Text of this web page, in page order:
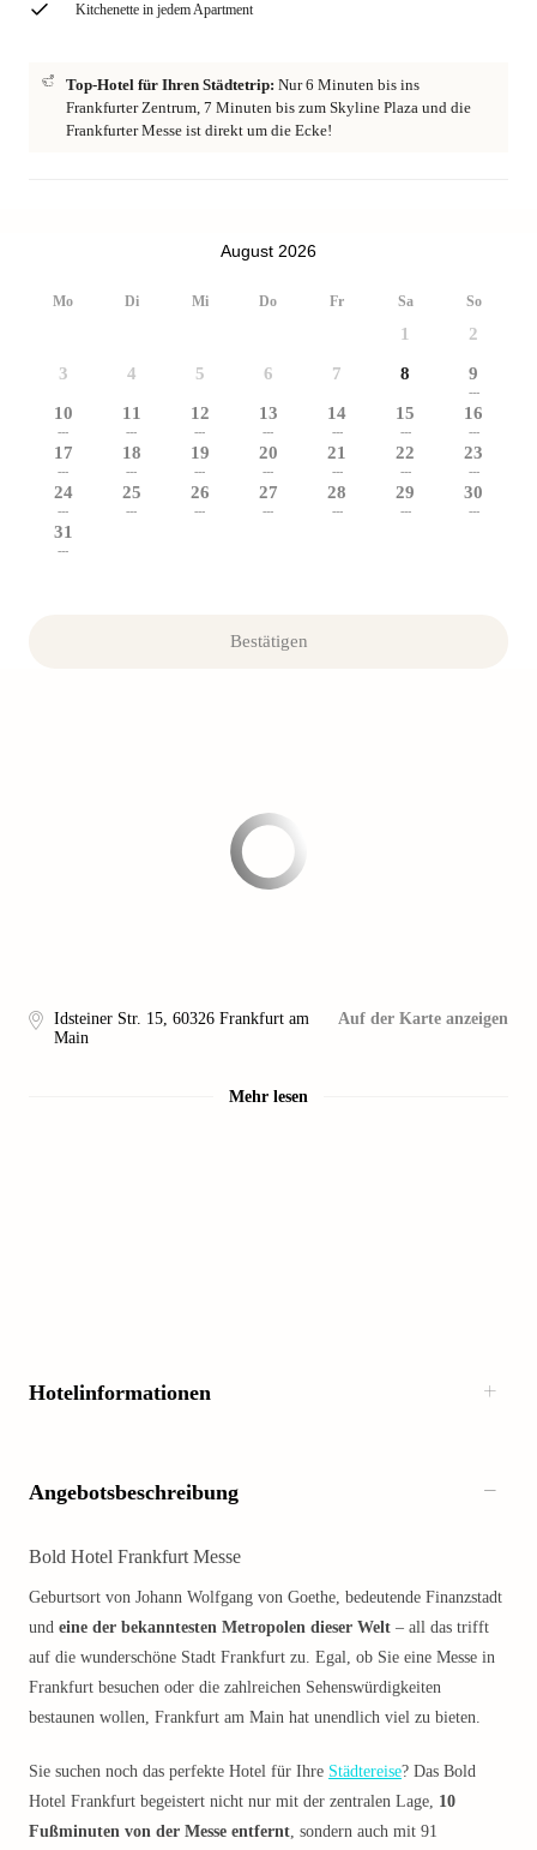
Kitchenette in jedem Apartment
Top-Hotel für Ihren Städtetrip: Nur 6 Minuten bis ins
Frankfurter Zentrum, 7 Minuten bis zum Skyline Plaza und die
Frankfurter Messe ist direkt um die Ecke!
August 2026
Mo Di Mi Do Fr Sa So
1 2
3 4 5 6 7 8 9
---
10
---
11
---
12
---
13
---
14
---
15
---
16
---
17
---
18
---
19
---
20
---
21
---
22
---
23
---
24
---
25
---
26
---
27
---
28
---
29
---
30
---
31
---
Bestätigen
Idsteiner Str. 15, 60326 Frankfurt am
Main
Auf der Karte anzeigen
Mehr lesen
Hotelinformationen
Angebotsbeschreibung
Bold Hotel Frankfurt Messe
Geburtsort von Johann Wolfgang von Goethe, bedeutende Finanzstadt
und eine der bekanntesten Metropolen dieser Welt – all das trifft
auf die wunderschöne Stadt Frankfurt zu. Egal, ob Sie eine Messe in
Frankfurt besuchen oder die zahlreichen Sehenswürdigkeiten
bestaunen wollen, Frankfurt am Main hat unendlich viel zu bieten.
Sie suchen noch das perfekte Hotel für Ihre Städtereise? Das Bold
Hotel Frankfurt begeistert nicht nur mit der zentralen Lage, 10
Fußminuten von der Messe entfernt, sondern auch mit 91